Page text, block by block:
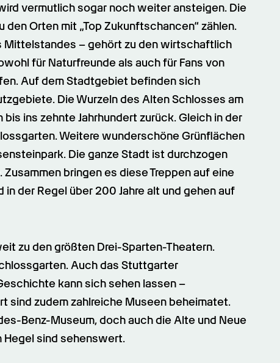
vermutlich sogar noch weiter ansteigen. Die
Orten mit „Top Zukunftschancen“ zählen.
– gehört zu den wirtschaftlich
für Naturfreunde als auch für Fans von
Auf dem Stadtgebiet befinden sich
Die Wurzeln des Alten Schlosses am
ins zehnte Jahrhundert zurück. Gleich in der
Weitere wunderschöne Grünflächen
Die ganze Stadt ist durchzogen
bringen es diese Treppen auf eine
der Regel über 200 Jahre alt und gehen auf
zu den größten Drei-Sparten-Theatern.
Auch das Stuttgarter
kann sich sehen lassen –
sind zudem zahlreiche Museen beheimatet.
Benz-Museum, doch auch die Alte und Neue
sind sehenswert.